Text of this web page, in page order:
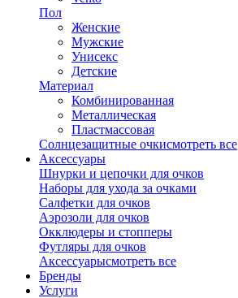
Пол
Женские
Мужские
Унисекс
Детские
Материал
Комбинированная
Металлическая
Пластмассовая
Солнцезащитные очкисмотреть все
Аксессуары
Шнурки и цепочки для очков
Наборы для ухода за очками
Салфетки для очков
Аэрозоли для очков
Окклюдеры и стопперы
Футляры для очков
Аксессуарысмотреть все
Бренды
Услуги